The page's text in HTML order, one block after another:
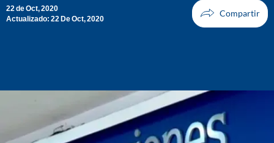
22 de Oct, 2020
Actualizado: 22 De Oct, 2020